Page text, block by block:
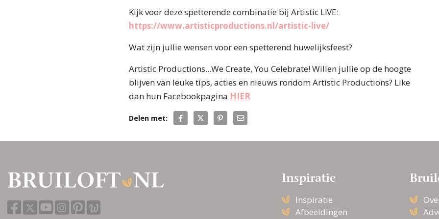
Kijk voor deze spetterende combinatie bij Artistic L!VE:
https://www.artisticproductions.nl/artistic-live/
Wat zijn jullie wensen voor een spetterend huwelijksfeest?
Artistic Productions...We Create, You Celebrate! Willen jullie op de hoogte
blijven van leuke tips, acties en nieuws rondom Artistic Productions? Like
dan hun Facebookpagina HIER
Delen met:
Inspiratie
Inspiratie
Afbeeldingen